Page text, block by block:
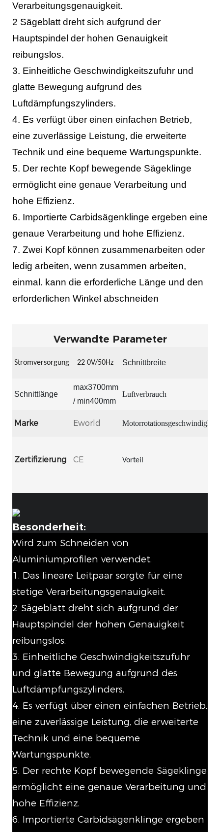
Verarbeitungsgenauigkeit.
2 Sägeblatt dreht sich aufgrund der
Hauptspindel der hohen Genauigkeit
reibungslos.
3. Einheitliche Geschwindigkeitszufuhr und
glatte Bewegung aufgrund des
Luftdämpfungszylinders.
4. Es verfügt über einen einfachen Betrieb,
eine zuverlässige Leistung, die erweiterte
Technik und eine bequeme Wartungspunkte.
5. Der rechte Kopf bewegende Sägeklinge
ermöglicht eine genaue Verarbeitung und
hohe Effizienz.
6. Importierte Carbidsägenklinge ergeben eine
genaue Verarbeitung und hohe Effizienz.
7. Zwei Kopf können zusammenarbeiten oder
ledig arbeiten, wenn zusammen arbeiten,
einmal. kann die erforderliche Länge und den
erforderlichen Winkel abschneiden
Verwandte Parameter
Stromversorgung 22 0V/50Hz Schnittbreite
Schnittlänge
max3700mm
/ min400mm
Luftverbrauch
Marke Eworld Motorrotationsgeschwindigkeit
Zertifizierung CE Vorteil
Besonderheit:
Wird zum Schneiden von
Aluminiumprofilen verwendet.
1. Das lineare Leitpaar sorgte für eine
stetige Verarbeitungsgenauigkeit.
2 Sägeblatt dreht sich aufgrund der
Hauptspindel der hohen Genauigkeit
reibungslos.
3. Einheitliche Geschwindigkeitszufuhr
und glatte Bewegung aufgrund des
Luftdämpfungszylinders.
4. Es verfügt über einen einfachen Betrieb,
eine zuverlässige Leistung, die erweiterte
Technik und eine bequeme
Wartungspunkte.
5. Der rechte Kopf bewegende Sägeklinge
ermöglicht eine genaue Verarbeitung und
hohe Effizienz.
6. Importierte Carbidsägenklinge ergeben